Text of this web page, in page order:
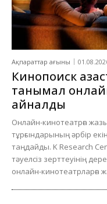
Ақпараттар ағыны
Кинопоиск
танымал
айналды
Онлайн-кинотеатрға
тұрғындарының әрбір
таңдайды. K Research
тәуелсіз зерттеуінің
онлайн-кинотеатрларға